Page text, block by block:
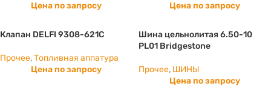
Цена по запросу
Цена по запросу
Клапан DELFI 9308-621C
Прочее,Топливная аппатура
Цена по запросу
Шина цельнолитая 6.50-10
PL01 Bridgestone
Прочее, ШИНЫ
Цена по запросу